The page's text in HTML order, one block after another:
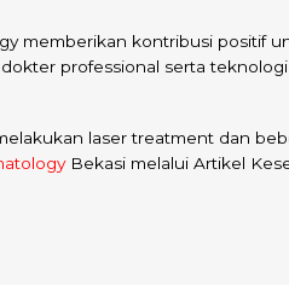
memberikan kontribusi positif
professional serta
laser treatment dan
Bekasi melalui Artikel